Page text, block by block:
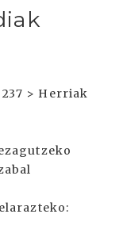
> Herriak